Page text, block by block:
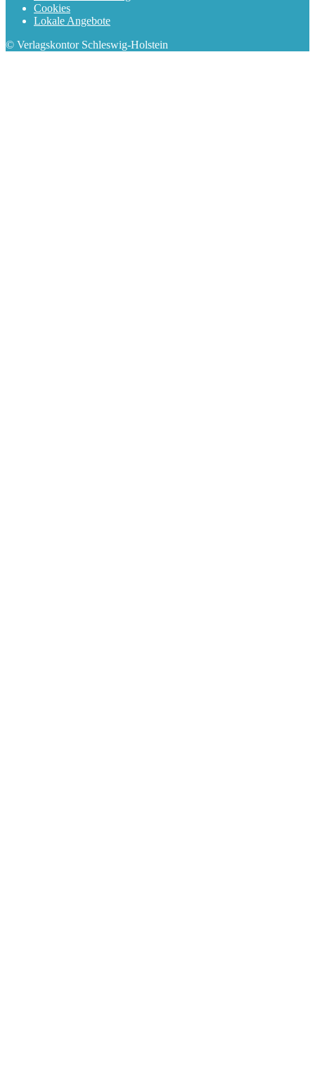
Cookies
Lokale Angebote
© Verlagskontor Schleswig-Holstein